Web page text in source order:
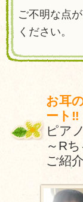
ご不明な点
ください。
お耳
ート‼
ピア
～R
ご紹